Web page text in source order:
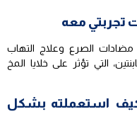
تجربتي معه
مضادات الصرع وعلاج التهاب
التي تؤثر على خلايا المخ
استعملته بشكل